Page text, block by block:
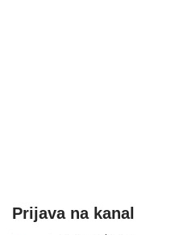
Prijava na kanal